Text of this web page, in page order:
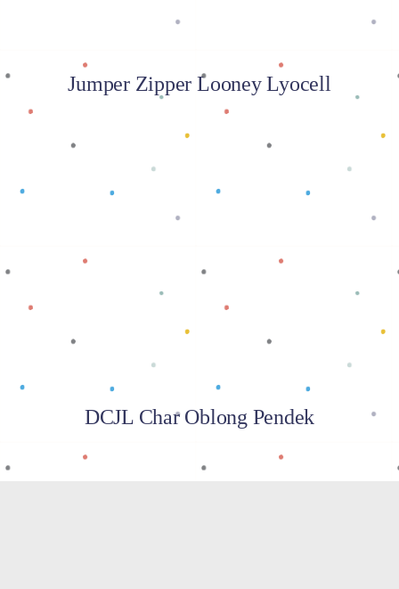
Jumper Zipper Looney Lyocell
DCJL Char Oblong Pendek